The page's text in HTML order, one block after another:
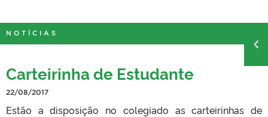
PORTARIAS
NOTÍCIAS
Carteirinha de Estudante
22/08/2017
Estão a disposição no colegiado as carteirinhas de